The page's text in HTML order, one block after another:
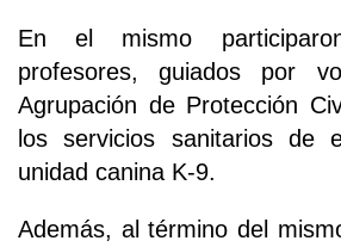
En el mismo
profesores, guiados por
Agrupación de Protección
los servicios sanitarios de
unidad canina K-9.
Además, al término del